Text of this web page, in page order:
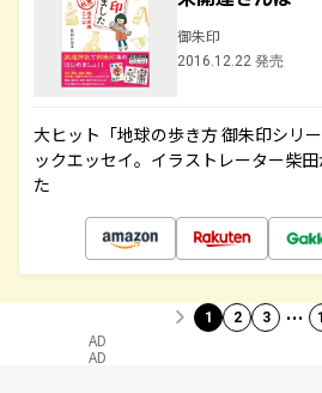
御朱印
2016.12.22 発売
大ヒット「地球の歩き方 御朱印シリ
ックエッセイ。イラストレーター柴
た
1 2 3 …
AD
AD